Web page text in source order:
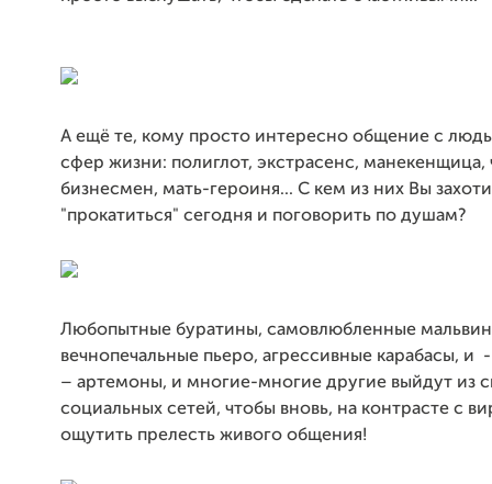
А ещё те, кому просто интересно общение с
сфер жизни: полиглот, экстрасенс, манекенщица,
бизнесмен, мать-героиня... С кем из них Вы
"прокатиться" сегодня и поговорить по душам?
Любопытные буратины, самовлюбленные
вечнопечальные пьеро, агрессивные карабасы, и
– артемоны, и многие-многие другие выйдут из
социальных сетей, чтобы вновь, на контрасте с
ощутить прелесть живого общения!